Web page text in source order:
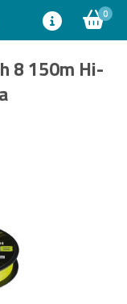
0
8 150m Hi-